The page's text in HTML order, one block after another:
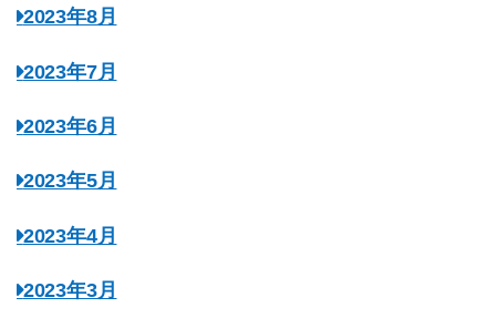
2023年8月
2023年7月
2023年6月
2023年5月
2023年4月
2023年3月